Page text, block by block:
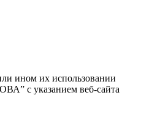
ином их использовании
с указанием веб-сайта